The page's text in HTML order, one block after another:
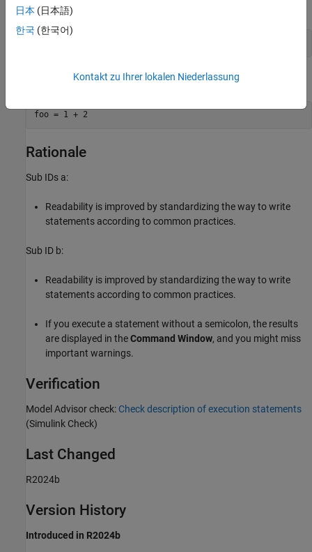
Example — Correct
Example — Incorrect
foo = 1 + 2
Rationale
Sub IDs a:
Readability is improved by standardizing the way to write
statements according to common practices.
Sub ID b:
Readability is improved by standardizing the way to write
statements according to common practices.
If you execute a statement without a semicolon, the results
are displayed in theCommand Window, and you might miss
important warnings.
Verification
Model Advisorcheck: Check description of execution statements
(Simulink Check)
Last Changed
R2024b
Version History
Introduced in R2024b
日本 (日本語)
한국 (한국어)
Kontakt zu Ihrer lokalen Niederlassung